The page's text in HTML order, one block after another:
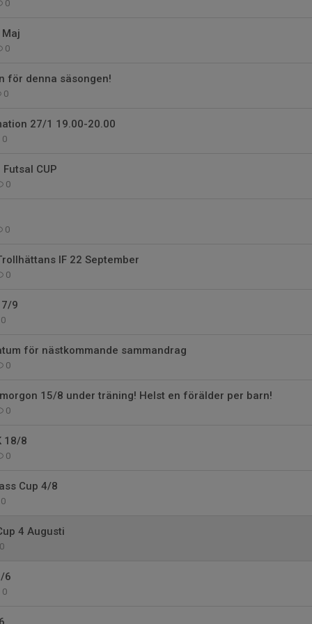
0
0
för denna säsongen!
0
27/1 19.00-20.00
0
CUP
0
0
IF 22 September
0
9
för nästkommande sammandrag
0
15/8 under träning! Helst en förälder per barn!
0
18/8
0
Cup 4/8
4 Augusti
6
0